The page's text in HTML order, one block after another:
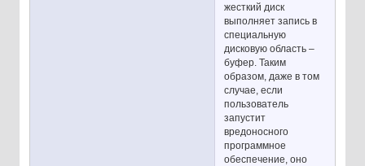
жесткий диск
выполняет запись в
специальную
дисковую область –
буфер. Таким
образом, даже в том
случае, если
пользователь
запустит
вредоносного
программное
обеспечение, оно